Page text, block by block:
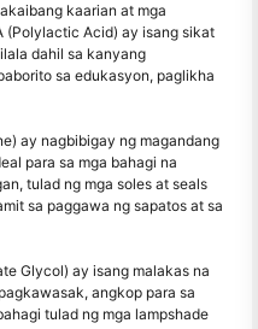
kaarian at mga
(Polylactic Acid) ay isang sikat
dahil sa kanyang
sa edukasyon, paglikha
ay nagbibigay ng magandang
para sa mga bahagi na
tulad ng mga soles at seals
sa paggawa ng sapatos at sa
Glycol) ay isang malakas na
angkop para sa
tulad ng mga lampshade